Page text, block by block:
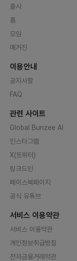
출시
홈
모임
매거진
이용안내
공지사항
FAQ
관련 사이트
Global Bunzee AI
인스타그램
X(트위터)
링크드인
페이스북페이지
공식 유튜브
서비스 이용약관
서비스 이용약관
개인정보취급방침
전자금융거래약관